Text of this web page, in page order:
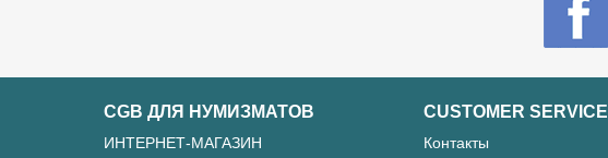
CGB ДЛЯ НУМИЗМАТОВ
ИНТЕРНЕТ-МАГАЗИН
CUSTOMER SERVICE
Контакты